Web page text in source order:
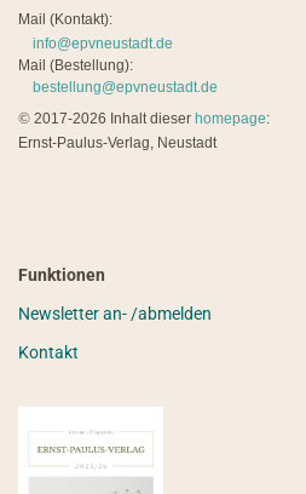
Mail (Kontakt):
info@epvneustadt.de
Mail (Bestellung):
bestellung@epvneustadt.de
© 2017-2026 Inhalt dieser homepage:
Ernst-Paulus-Verlag, Neustadt
Funktionen
Newsletter an- /abmelden
Kontakt